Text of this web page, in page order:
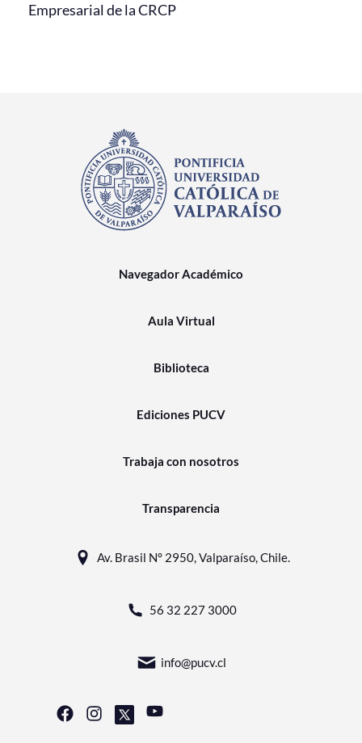
Empresarial de la CRCP
Navegador Académico
Aula Virtual
Biblioteca
Ediciones PUCV
Trabaja con nosotros
Transparencia
Av. Brasil N° 2950, Valparaíso, Chile.
56 32 227 3000
info@pucv.cl